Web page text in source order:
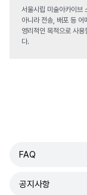
서울시립 미술아카이브
아니라 전송, 배포 등 어
영리적인 목적으로 사
다.
FAQ
공지사항